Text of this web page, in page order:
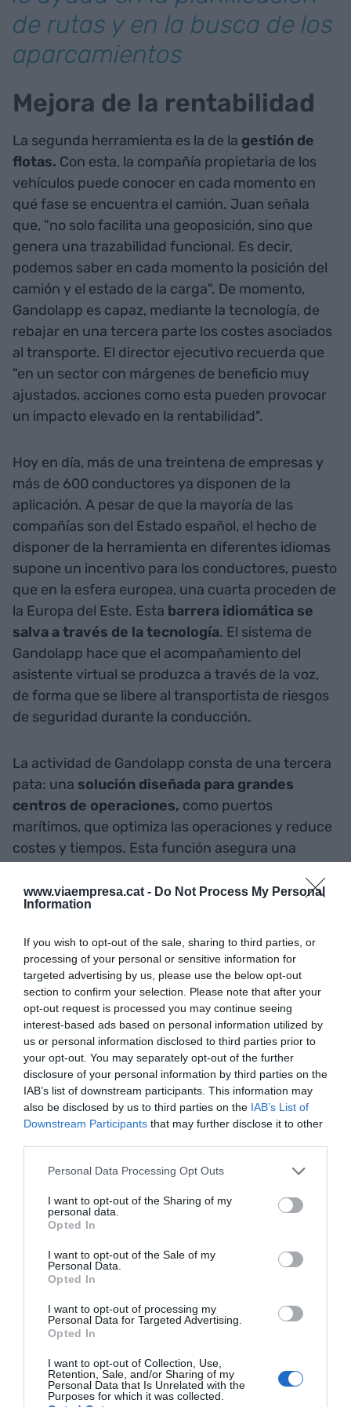
www.viaempresa.cat - Do Not Process My Personal
Information
If you wish to opt-out of the sale, sharing to third parties, or
processing of your personal or sensitive information for
targeted advertising by us, please use the below opt-out
section to confirm your selection. Please note that after your
opt-out request is processed you may continue seeing
interest-based ads based on personal information utilized by
us or personal information disclosed to third parties prior to
your opt-out. You may separately opt-out of the further
disclosure of your personal information by third parties on the
IAB’s list of downstream participants. This information may
also be disclosed by us to third parties on the IAB’s List of
Downstream Participants that may further disclose it to other
Personal Data Processing Opt Outs
I want to opt-out of the Sharing of my
personal data.
Opted In
I want to opt-out of the Sale of my
Personal Data.
Opted In
I want to opt-out of processing my
Personal Data for Targeted Advertising.
Opted In
I want to opt-out of Collection, Use,
Retention, Sale, and/or Sharing of my
Personal Data that Is Unrelated with the
Purposes for which it was collected.
de rutas y en la busca de los
aparcamientos
Mejora de la rentabilidad
La segunda herramienta es la de la gestión de
flotas. Con esta, la compañía propietaria de los
vehículos puede conocer en cada momento en
qué fase se encuentra el camión. Juan señala
que, "no solo facilita una geoposición, sino que
genera una trazabilidad funcional. Es decir,
podemos saber en cada momento la posición del
camión y el estado de la carga". De momento,
Gandolapp es capaz, mediante la tecnología, de
rebajar en una tercera parte los costes asociados
al transporte. El director ejecutivo recuerda que
"en un sector con márgenes de beneficio muy
ajustados, acciones como esta pueden provocar
un impacto elevado en la rentabilidad".
Hoy en día, más de una treintena de empresas y
más de 600 conductores ya disponen de la
aplicación. A pesar de que la mayoría de las
compañías son del Estado español, el hecho de
disponer de la herramienta en diferentes idiomas
supone un incentivo para los conductores, puesto
que en la esfera europea, una cuarta proceden de
la Europa del Este. Esta barrera idiomática se
salva a través de la tecnología. El sistema de
Gandolapp hace que el acompañamiento del
asistente virtual se produzca a través de la voz,
de forma que se libere al transportista de riesgos
de seguridad durante la conducción.
La actividad de Gandolapp consta de una tercera
pata: una solución diseñada para grandes
centros de operaciones, como puertos
marítimos, que optimiza las operaciones y reduce
costes y tiempos. Esta función asegura una
operaciones portuarias, mejorando la
predictibilidad y la eficiencia, al eliminar
evitando picos en los flujos de entrada de
camiones.
De su presencia en el
Logistics 4.0 Incubator,
Gansdolapp destaca "la
confianza en la marca,
puesto que al encontrarse
detrás el Consorcio de la
Zona Franca, se nos han
abierto puertas de forma
rápida".
Confianza en la marca
Juan destaca "la confianza en la marca, puesto
que al encontrarse detrás el Consorcio de la Zona